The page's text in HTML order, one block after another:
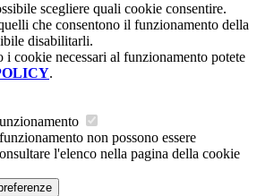
scegliere quali cookie consentire.
che consentono il funzionamento della
disabilitarli.
i cookie necessari al funzionamento potete
.
non possono essere
l'elenco nella pagina della cookie